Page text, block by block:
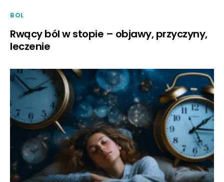
BOL
Rwący ból w stopie – objawy, przyczyny,
leczenie